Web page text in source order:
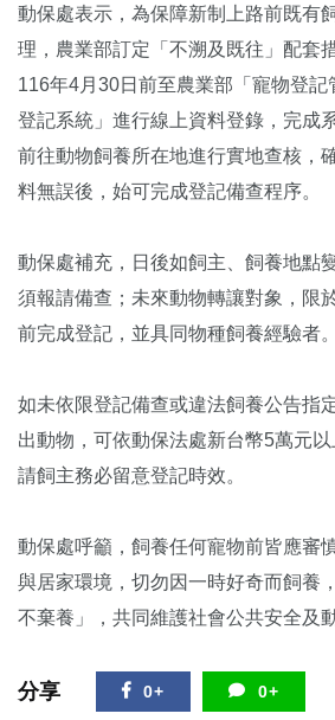
動保處表示，為保障新制上路前既有
理，農業部訂定「不溯及既往」配套
116年4月30日前至農業部「寵物登記
登記系統」進行線上資料登錄，完成
前往動物飼養所在地進行實地查核，
料無誤後，始可完成登記備查程序。
動保處補充，日後如飼主、飼養地點
須報請備查；未來動物轉讓對象，限
前完成登記，並具同物種飼養經驗者。
如未依限登記備查或違法飼養公告指
出動物，可依動保法處新台幣5萬元以
請飼主務必留意登記時效。
動保處呼籲，飼養任何寵物前皆應審
與居家環境，切勿因一時好奇而飼養
不棄養」，共同維護社會公共安全及
分享 0+ 0+